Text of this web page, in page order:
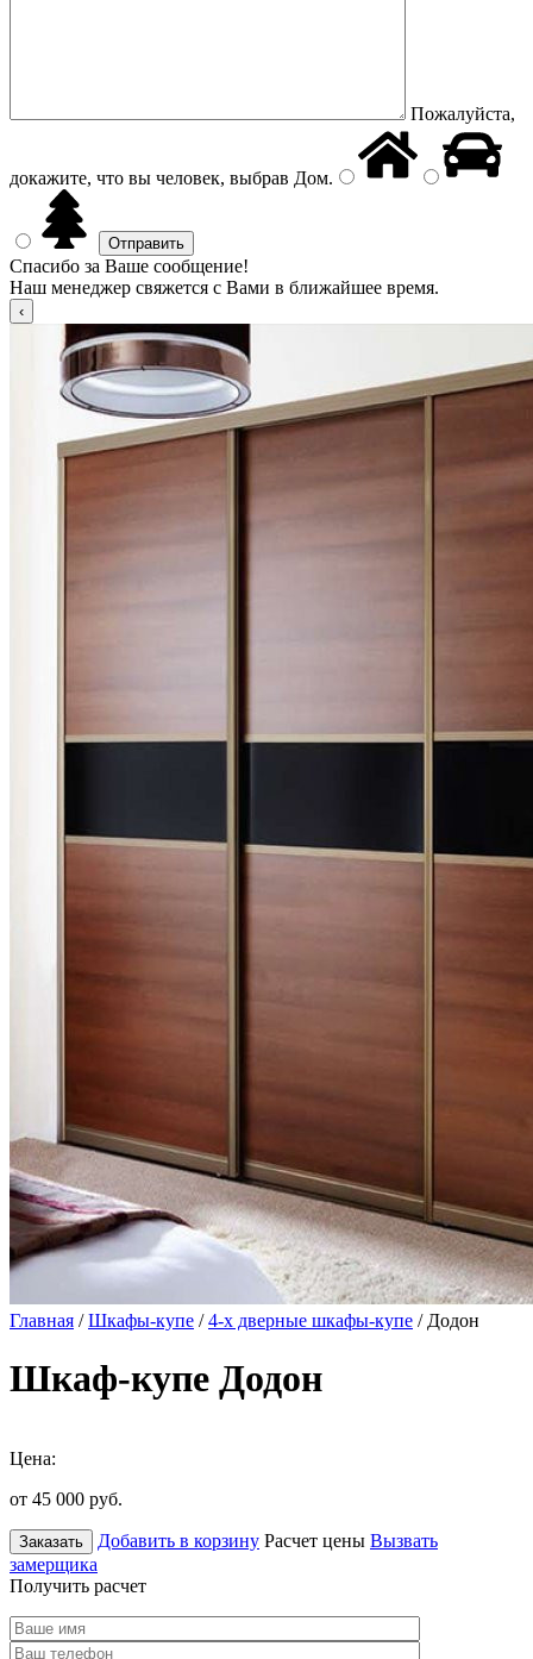
Пожалуйста,
докажите, что вы человек, выбрав Дом.
Спасибо за Ваше сообщение!
Наш менеджер свяжется с Вами в ближайшее время.
Главная /Шкафы-купе /4-х дверные шкафы-купе / Додон
Шкаф-купе Додон
Цена:
от 45 000 руб.
Заказать Добавить в корзину Расчет цены Вызвать
замерщика
Получить расчет